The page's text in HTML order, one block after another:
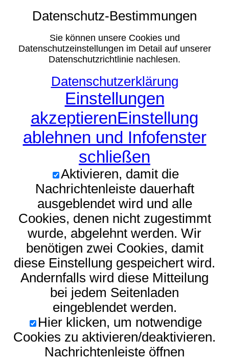
Datenschutz-Bestimmungen
Sie können unsere Cookies und
Datenschutzeinstellungen im Detail auf unserer
Datenschutzrichtlinie nachlesen.
Datenschutzerklärung
Einstellungen
akzeptierenEinstellung
ablehnen und Infofenster
schließen
Aktivieren, damit die
Nachrichtenleiste dauerhaft
ausgeblendet wird und alle
Cookies, denen nicht zugestimmt
wurde, abgelehnt werden. Wir
benötigen zwei Cookies, damit
diese Einstellung gespeichert wird.
Andernfalls wird diese Mitteilung
bei jedem Seitenladen
eingeblendet werden.
Hier klicken, um notwendige
Cookies zu aktivieren/deaktivieren.
Nachrichtenleiste öffnen